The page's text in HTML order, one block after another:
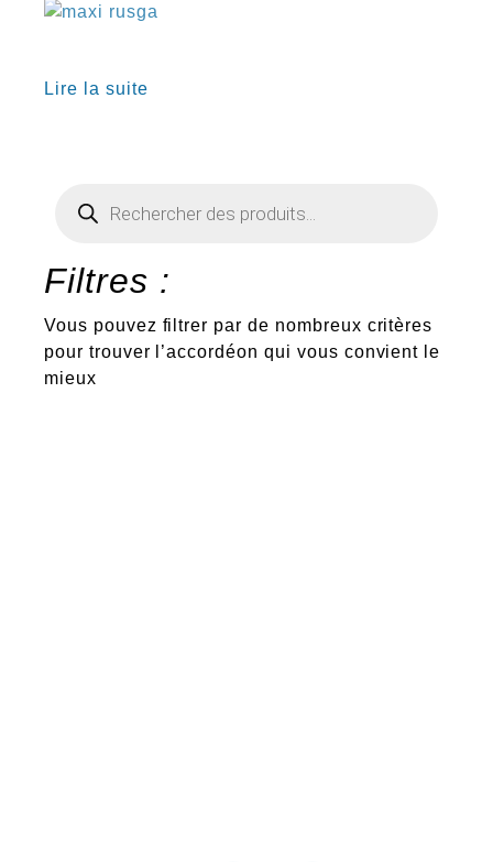
Lire la suite
produits
Filtres :
Vous pouvez filtrer par de nombreux critères
pour trouver l’accordéon qui vous convient le
mieux